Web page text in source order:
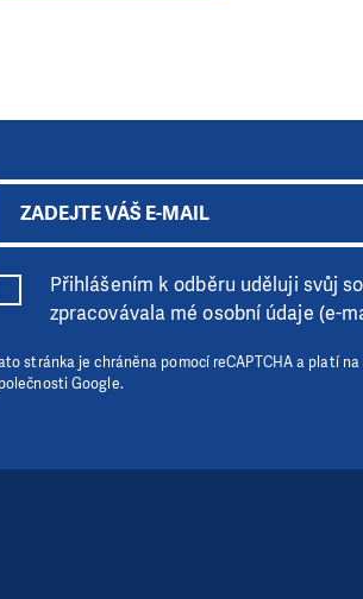
Přihlášením k odběru uděluji svůj
zpracovávala mé osobní údaje (e-
stránka je chráněna pomocí reCAPTCHA a platí
Google.